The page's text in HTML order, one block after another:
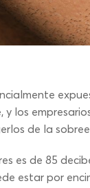
los
de la
es de 85
estar por